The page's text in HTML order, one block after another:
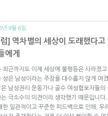
년 9월 6일.
] 역차별의 세상이 도래했다고
에게
최근까지도 이제 세상에 불평등은 사라졌
성은 남성이라는 주장을 대수롭지 않게 여
남성권리 운동가나 골수 여성혐오자들의
극소수의 의견이라 생각했기 때문입니다
한 일관적이고 꾸준한 피드백으로 인해, 우